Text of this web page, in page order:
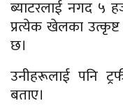
ब्याटरलाई नगद ५
प्रत्येक खेलका
छ।
उनीहरूलाई पनि
बताए।